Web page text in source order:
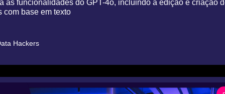
as funcionalidades do GPT-4o, incluindo a edição e criação
com base em texto
Hackers